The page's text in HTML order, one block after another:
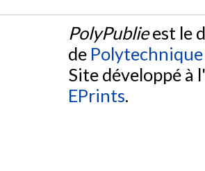
PolyPublieest le
de
Site développé à
EPrints.